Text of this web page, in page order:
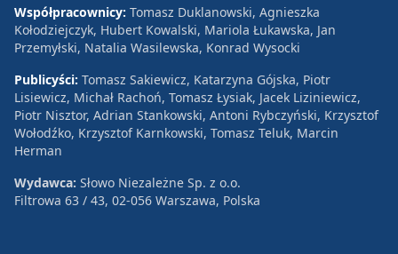
Współpracownicy: Tomasz Duklanowski, Agnieszka
Kołodziejczyk, Hubert Kowalski, Mariola Łukawska, Jan
Przemyłski, Natalia Wasilewska, Konrad Wysocki
Publicyści: Tomasz Sakiewicz, Katarzyna Gójska, Piotr
Lisiewicz, Michał Rachoń, Tomasz Łysiak, Jacek Liziniewicz,
Piotr Nisztor, Adrian Stankowski, Antoni Rybczyński, Krzysztof
Wołodźko, Krzysztof Karnkowski, Tomasz Teluk, Marcin
Herman
Wydawca: Słowo Niezależne Sp. z o.o.
Filtrowa 63 / 43, 02-056 Warszawa, Polska